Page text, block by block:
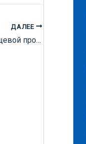
ДАЛЕЕ
Международная выставка пищевой промышленности, упаковочного оборудования и сопутствующего оборудования